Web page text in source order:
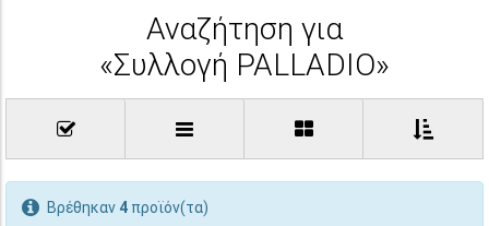
Αναζήτηση για
«Συλλογή PALLADIO»
Βρέθηκαν 4 προϊόν(τα)